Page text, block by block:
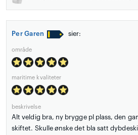
Per Garen sier:
område
maritime kvaliteter
beskrivelse
Alt veldig bra, ny brygge pl plass, den
skiftet. Skulle ønske det bla satt